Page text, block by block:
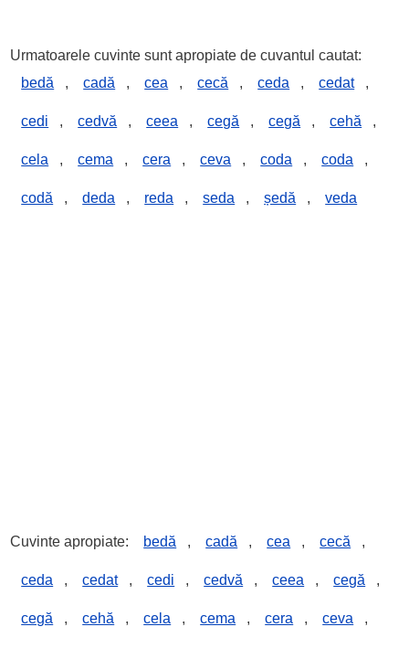
Urmatoarele cuvinte sunt apropiate de cuvantul cautat:
bedă
, cadă , cea , cecă , ceda , cedat ,
cedi , cedvă , ceea , cegă , cegă , cehă ,
cela , cema , cera , ceva , coda , coda ,
codă , deda , reda , seda , ședă , veda
Cuvinte apropiate: bedă , cadă , cea , cecă ,
ceda , cedat , cedi , cedvă , ceea , cegă ,
cegă , cehă , cela , cema , cera , ceva ,